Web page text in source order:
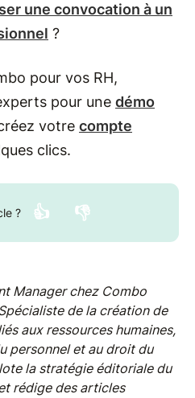
une convocation à un
?
pour vos RH,
pour une démo
votre compte
clics.
? 👍 👎
Manager chez Combo
de la création de
aux ressources humaines,
personnel et au droit du
la stratégie éditoriale du
rédige des articles